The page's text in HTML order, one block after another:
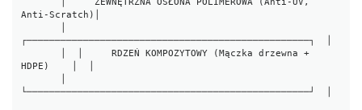
Anti-Scratch)│
┌──────────────────────────────────────────────────┐  │
HDPE)    │  │
└──────────────────────────────────────────────────┘  │